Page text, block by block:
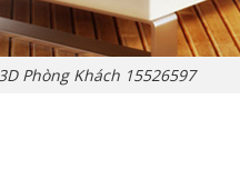
Phòng Khách 15526597